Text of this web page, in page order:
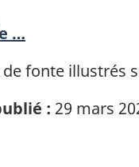
…
fonte illustrés
: 29 mars